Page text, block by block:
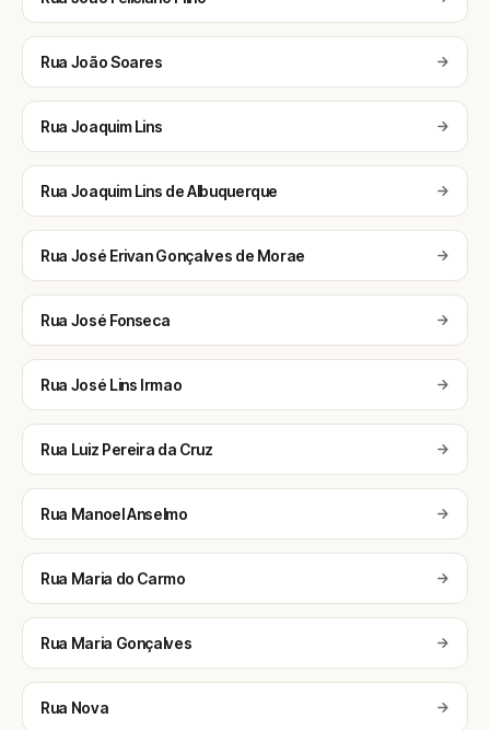
Rua João Soares
Rua Joaquim Lins
Rua Joaquim Lins de Albuquerque
Rua José Erivan Gonçalves de Morae
Rua José Fonseca
Rua José Lins Irmao
Rua Luiz Pereira da Cruz
Rua Manoel Anselmo
Rua Maria do Carmo
Rua Maria Gonçalves
Rua Nova